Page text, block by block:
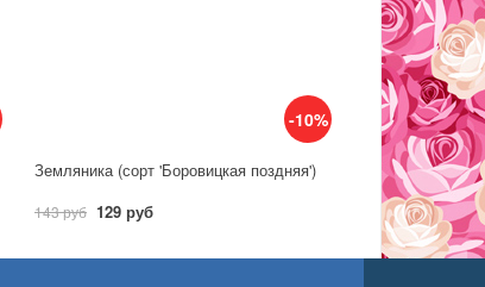
-10%
Земляника (сорт 'Боровицкая поздняя')
143 руб 129 руб